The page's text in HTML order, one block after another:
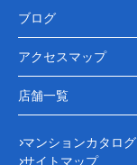
ブログ
アクセスマップ
店舗一覧
マンションカタログ
サイトマップ